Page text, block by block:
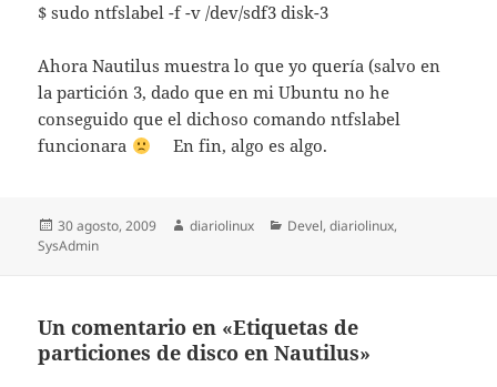
$ sudo ntfslabel -f -v /dev/sdf3 disk-3
Ahora Nautilus muestra lo que yo quería (salvo en
la partición 3, dado que en mi Ubuntu no he
conseguido que el dichoso comando ntfslabel
funcionara
En fin, algo es algo.
Publicado
el
30 agosto, 2009 Autor
diariolinux Categorías
Devel,diariolinux,
SysAdmin
Un comentario en «Etiquetas de
particiones de disco en Nautilus»